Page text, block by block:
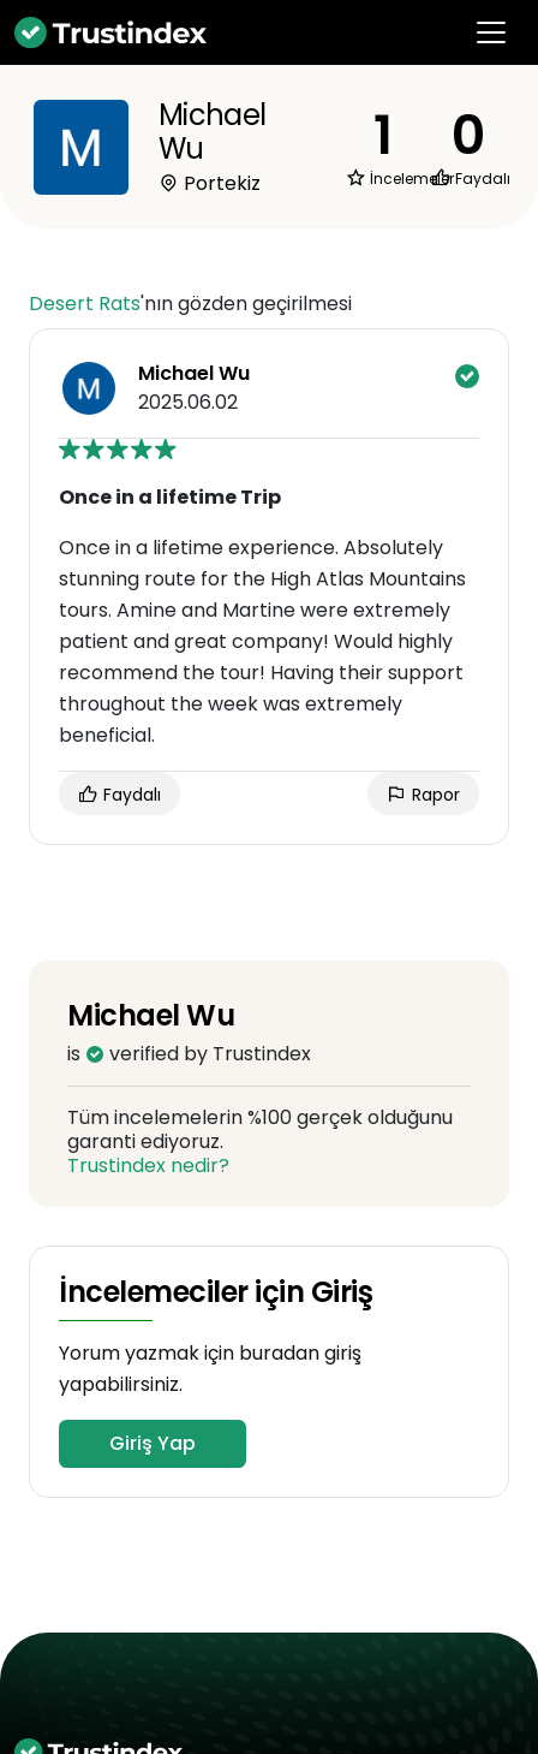
Michael
Wu
Portekiz
1
İncelemeler
0
Faydalı
Desert Rats'nın gözden geçirilmesi
Michael Wu
2025.06.02
Once in a lifetime Trip
Once in a lifetime experience. Absolutely
stunning route for the High Atlas Mountains
tours. Amine and Martine were extremely
patient and great company! Would highly
recommend the tour! Having their support
throughout the week was extremely
beneficial.
Faydalı Rapor
Michael Wu
is verified by Trustindex
Tüm incelemelerin %100 gerçek olduğunu
garanti ediyoruz.
Trustindex nedir?
İncelemeciler için Giriş
Yorum yazmak için buradan giriş
yapabilirsiniz.
Giriş Yap